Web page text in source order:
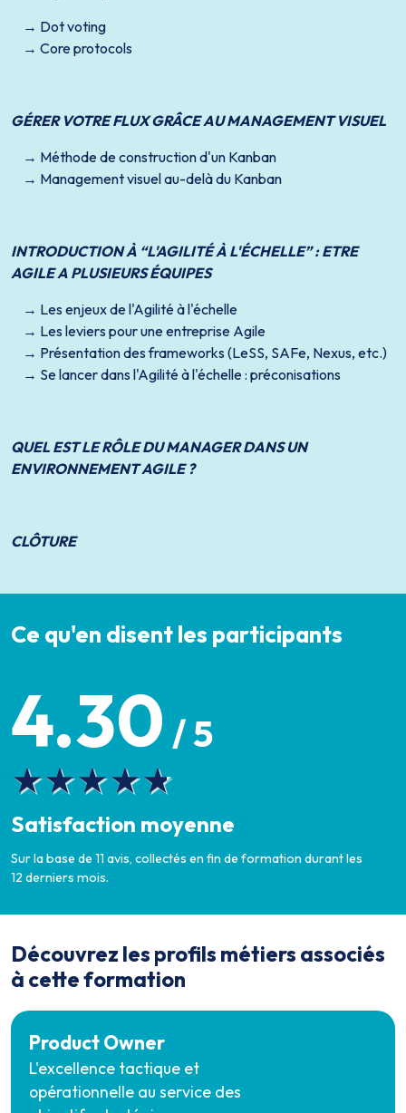
Dot voting
Core protocols
GÉRER VOTRE FLUX GRÂCE AU MANAGEMENT VISUEL
Méthode de construction d'un Kanban
Management visuel au-delà du Kanban
INTRODUCTION À “L'AGILITÉ À L'ÉCHELLE” : ETRE
AGILE A PLUSIEURS ÉQUIPES
Les enjeux de l'Agilité à l'échelle
Les leviers pour une entreprise Agile
Présentation des frameworks (LeSS, SAFe, Nexus, etc.)
Se lancer dans l'Agilité à l'échelle : préconisations
QUEL EST LE RÔLE DU MANAGER DANS UN
ENVIRONNEMENT AGILE ?
CLÔTURE
Ce qu'en disent les participants
4.30 / 5
Satisfaction moyenne
Sur la base de 11 avis, collectés en fin de formation durant les
12 derniers mois.
Découvrez les profils métiers associés
à cette formation
Product Owner
L'excellence tactique et
opérationnelle au service des